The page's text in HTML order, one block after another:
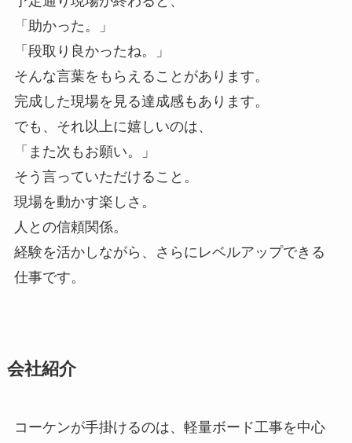
「助かった。」
「段取り良かったね。」
そんな言葉をもらえることがあります。
完成した現場を見る達成感もあります。
でも、それ以上に嬉しいのは、
「また次もお願い。」
そう言っていただけること。
現場を動かす楽しさ。
人との信頼関係。
経験を活かしながら、さらにレベルアップできる
仕事です。
会社紹介
コーケンが手掛けるのは、軽量ボード工事を中心